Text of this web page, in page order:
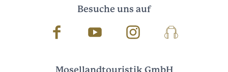
Besuche uns auf
Facebook Youtube InstagramPodcast
Mosellandtouristik GmbH